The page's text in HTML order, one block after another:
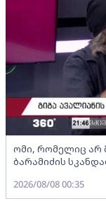
ომი, რომელიც არ
ბარამიძის
2026/08/08 00:35